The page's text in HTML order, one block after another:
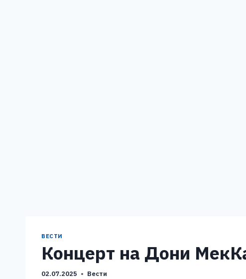
ВЕСТИ
Концерт на Дони
02.07.2025 Вести